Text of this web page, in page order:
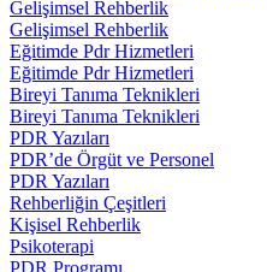
Gelişimsel Rehberlik
Gelişimsel Rehberlik
Eğitimde Pdr Hizmetleri
Eğitimde Pdr Hizmetleri
Bireyi Tanıma Teknikleri
Bireyi Tanıma Teknikleri
PDR Yazıları
PDR’de Örgüt ve Personel
PDR Yazıları
Rehberliğin Çeşitleri
Kişisel Rehberlik
Psikoterapi
PDR Programı